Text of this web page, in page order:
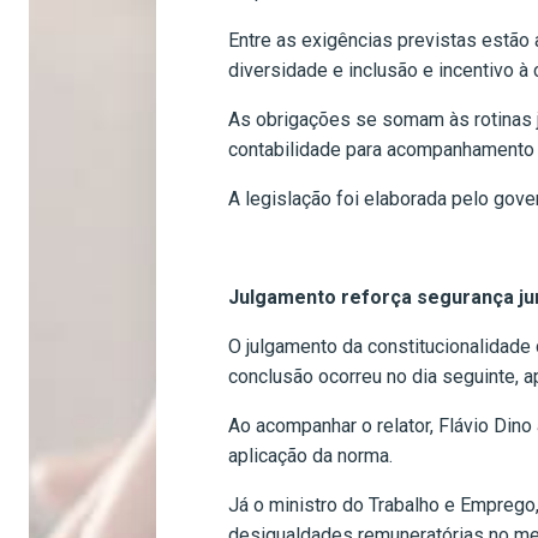
Entre as exigências previstas estão
diversidade e inclusão e incentivo
As obrigações se somam às
contabilidade para
A legislação foi elaborada pelo
Julgamento reforça segurança
O julgamento da
conclusão ocorreu no dia seguinte,
Ao acompanhar o relator, Flávio
aplicação da norma.
Já o ministro do Trabalho e